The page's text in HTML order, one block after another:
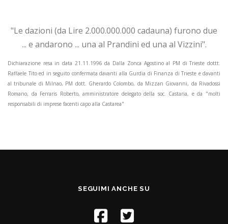
"Le dazioni (da Lire 2.000.000.000 cadauna) furono due
... e andarono ... una al Prandini ed una al Vizzini".
Dichiarazione resa in data 21.11.1996 da Dalla Zonca Agostino al PM di Trieste dottt.
Raffaele Tito ed in seguito confermata davanti alla Gurdia di Finanza di Trieste e davanti
al tribunale di Milnao, PM dott. Gherardo Colombo, da Mizzan Giovanni, da Rivadossi
Romano, da Ferraris Roberto, amministratore delegato della soc. Castaria, e da "molti
responsabili di imprese facenti capo alla Castarea"
SEGUIMI ANCHE SU